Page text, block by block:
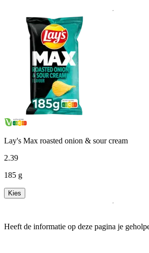
Lay's Max roasted onion & sour cream
2.39
185 g
Kies
Heeft de informatie op deze pagina je